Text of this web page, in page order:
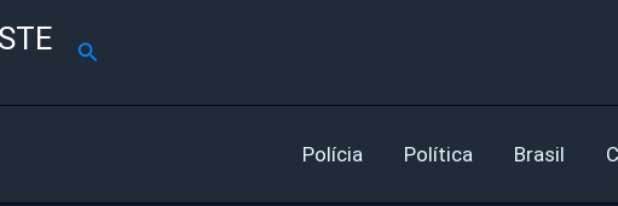
Pesquisar
Polícia Política Brasil